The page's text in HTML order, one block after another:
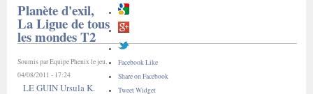
Facebook Like
Share on Facebook
Tweet Widget
Planète d'exil,
La Ligue de tous
les mondes T2
Soumis parEquipe Phenixle jeu,
04/08/2011 - 17:24
LE GUIN Ursula K.